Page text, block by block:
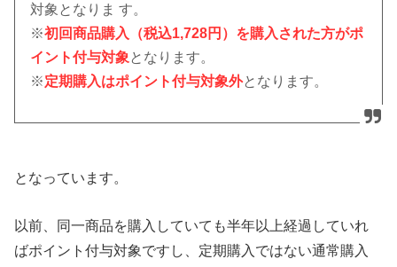
対象となりま す。
※初回商品購入（税込1,728円）を購入された方がポ
イント付与対象 となります。
※定期購入はポイント付与対象外となります。
となっています。
以前、同一商品を購入していても半年以上経過していれ
ばポイント付与対象ですし、定期購入ではない通常購入